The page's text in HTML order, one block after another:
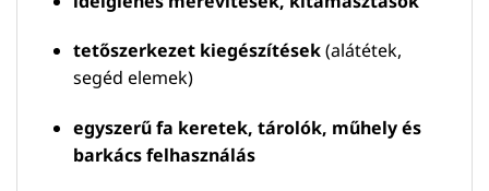
tetőszerkezet kiegészítések(alátétek,
segéd elemek)
egyszerű fa keretek, tárolók, műhely és
barkács felhasználás